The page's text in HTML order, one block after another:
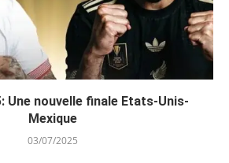
Une nouvelle finale Etats-Unis-
Mexique
03/07/2025